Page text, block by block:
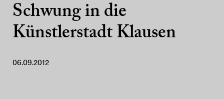
Schwung in die
Künstlerstadt Klausen
06.09.2012